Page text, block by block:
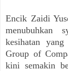
Encik Zaidi
menubuhkan
kesihatan
Group of
kini semakin